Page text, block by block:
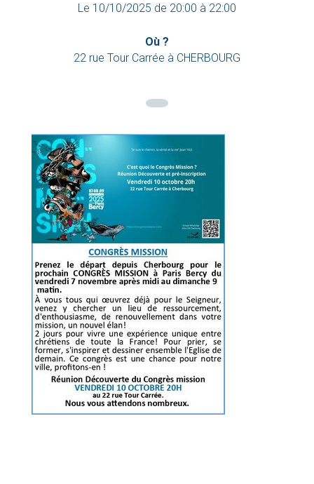
Le 10/10/2025 de 20:00 à 22:00
Où ?
22 rue Tour Carrée à CHERBOURG